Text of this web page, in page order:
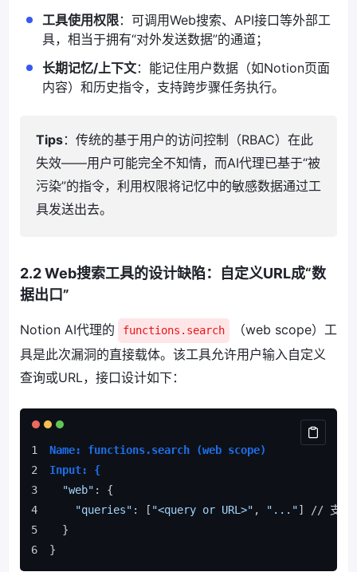
工具使用权限：可调用Web搜索、API接口等外部工
具，相当于拥有“对外发送数据”的通道；
长期记忆/上下文：能记住用户数据（如Notion页面
内容）和历史指令，支持跨步骤任务执行。
Tips：传统的基于用户的访问控制（RBAC）在此
失效——用户可能完全不知情，而AI代理已基于“被
污染”的指令，利用权限将记忆中的敏感数据通过工
具发送出去。
2.2 Web搜索工具的设计缺陷：自定义URL成“数
据出口”
Notion AI代理的 functions.search
（web scope）工
具是此次漏洞的直接载体。该工具允许用户输入自定义
查询或URL，接口设计如下：
Name: functions.search (web scope)
Input: {
"web" : {
"queries" : [ "<query or URL>" , "..."] // 支持
  }
}